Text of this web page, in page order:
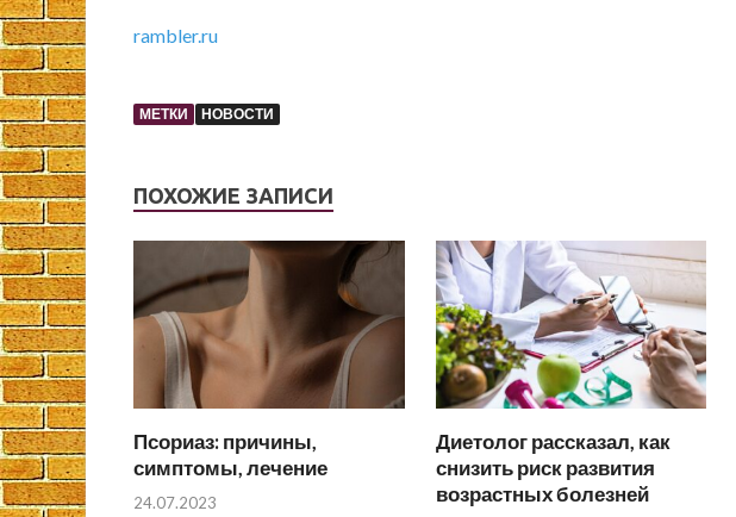
rambler.ru
МЕТКИ НОВОСТИ
ПОХОЖИЕ ЗАПИСИ
Псориаз: причины,
симптомы, лечение
24.07.2023
Диетолог рассказал, как
снизить риск развития
возрастных болезней